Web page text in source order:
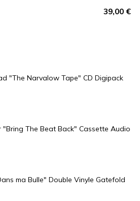
39,00 €
"The Narvalow Tape" CD Digipack
"Bring The Beat Back" Cassette Audio
ma Bulle" Double Vinyle Gatefold